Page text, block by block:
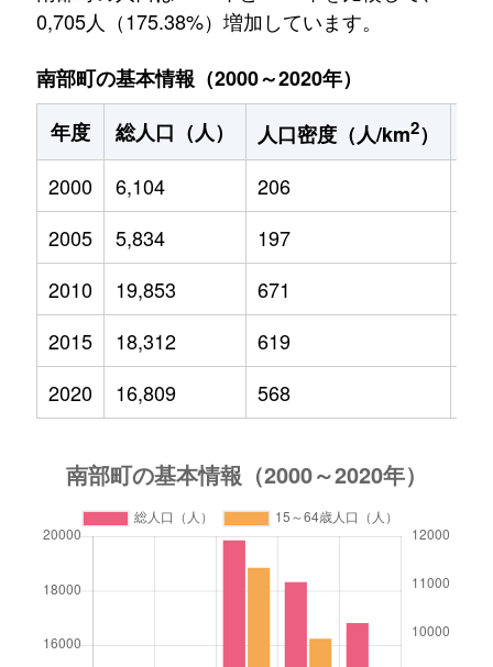
0,705人（175.38%）増加しています。
南部町の基本情報（2000～2020年）
年度
総人口（人） 人口密度（人/km2）
2000
6,104 206
2005
5,834 197
2010
19,853 671
2015
18,312 619
2020
16,809 568